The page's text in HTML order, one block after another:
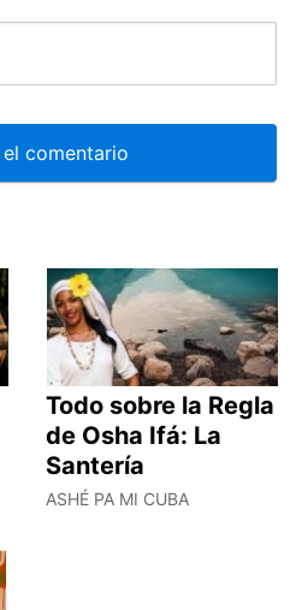
Todo sobre la Regla
de Osha Ifá: La
Santería
ASHÉ PA MI CUBA